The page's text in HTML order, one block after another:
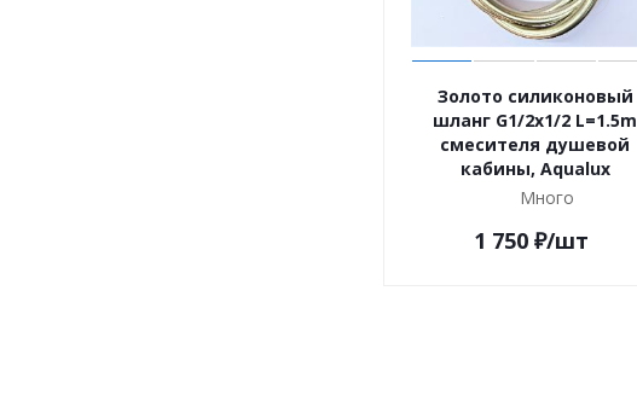
Золото силиконовый
шланг G1/2x1/2 L=1.5m
смесителя душевой
кабины, Aqualux
Много
1 750₽/шт